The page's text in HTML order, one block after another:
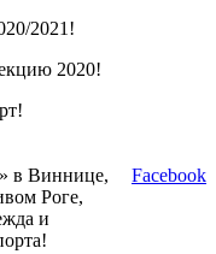
2021!
2020!
в Виннице,
Роге,
и
Facebook